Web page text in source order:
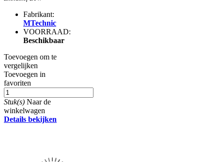
Fabrikant:
MTechnic
VOORRAAD:
Beschikbaar
Toevoegen om te
vergelijken
Toevoegen in
favoriten
Stuk(s) Naar de
winkelwagen
Details bekijken